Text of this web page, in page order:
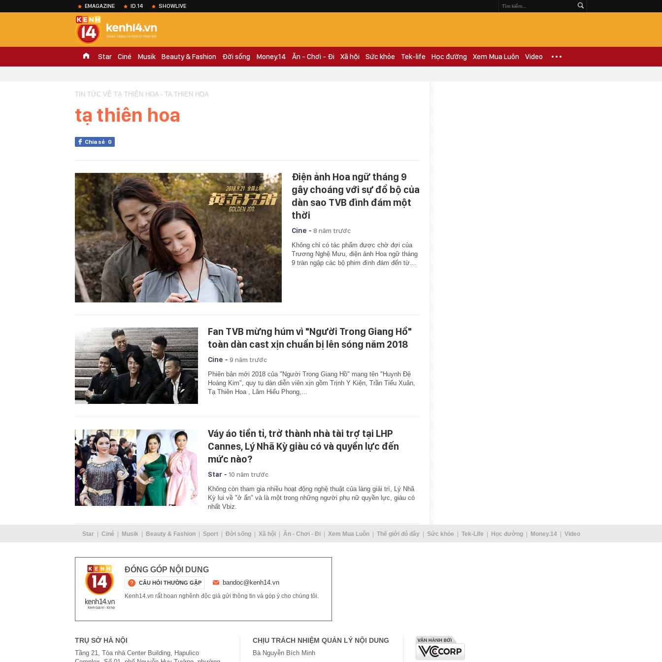
EMAGAZINE ID.14 SHOWLIVE
Star Ciné Musik Beauty & Fashion Đời sống Money.14 Ăn - Chơi - Đi Xã hội Sức khỏe Tek-life Học đường Xem Mua Luôn Video
TIN TỨC VỀ TẠ THIÊN HOA - TA THIEN HOA
tạ thiên hoa
Chia sẻ 0
Điện ảnh Hoa ngữ tháng 9
gây choáng với sự đổ bộ của
dàn sao TVB đình đám một
thời
Cine - 8 năm trước
Không chỉ có tác phẩm được chờ đợi của
Trương Nghệ Mưu, điện ảnh Hoa ngữ tháng
9 tràn ngập các bộ phim đình đám đến từ…
Fan TVB mừng húm vì "Người Trong Giang Hồ"
toàn dàn cast xịn chuẩn bị lên sóng năm 2018
Cine - 9 năm trước
Phiên bản mới 2018 của "Người Trong Giang Hồ" mang tên "Huynh Đệ
Hoàng Kim", quy tụ dàn diễn viên xịn gồm Trịnh Y Kiện, Trần Tiểu Xuân,
Tạ Thiên Hoa , Lâm Hiểu Phong,...
Váy áo tiền tỉ, trở thành nhà tài trợ tại LHP
Cannes, Lý Nhã Kỳ giàu có và quyền lực đến
mức nào?
Star - 10 năm trước
Không còn tham gia nhiều hoạt động nghệ thuật của làng giải trí, Lý Nhã
Kỳ lui về "ở ẩn" và là một trong những người phụ nữ quyền lực, giàu có
nhất Vbiz.
Star Ciné Musik Beauty & Fashion Sport Đời sống Xã hội Ăn - Chơi - Đi Xem Mua Luôn Thế giới đó đây Sức khỏe Tek-Life Học đường Money.14 Video
ĐÓNG GÓP NỘI DUNG
CÂU HỎI THƯỜNG GẶP bandoc@kenh14.vn
Kenh14.vn rất hoan nghênh độc giả gửi thông tin và góp ý cho chúng tôi.
TRỤ SỞ HÀ NỘI
Tầng 21, Tòa nhà Center Building, Hapulico
CHỊU TRÁCH NHIỆM QUẢN LÝ NỘI DUNG
Bà Nguyễn Bích Minh